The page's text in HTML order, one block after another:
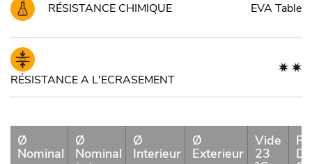
RÉSISTANCE CHIMIQUE EVA Table
RÉSISTANCE A L'ECRASEMENT
Ø
Nominal
Ø
Nominal
Ø
Interieur
Ø
Exterieur
Vide
23 De